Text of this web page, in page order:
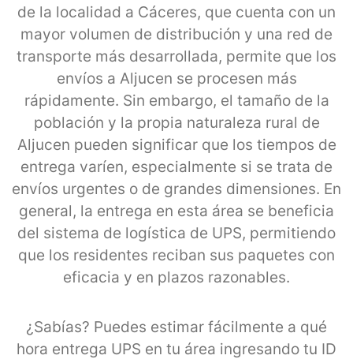
de la localidad a Cáceres, que cuenta con un
mayor volumen de distribución y una red de
transporte más desarrollada, permite que los
envíos a Aljucen se procesen más
rápidamente. Sin embargo, el tamaño de la
población y la propia naturaleza rural de
Aljucen pueden significar que los tiempos de
entrega varíen, especialmente si se trata de
envíos urgentes o de grandes dimensiones. En
general, la entrega en esta área se beneficia
del sistema de logística de UPS, permitiendo
que los residentes reciban sus paquetes con
eficacia y en plazos razonables.
¿Sabías? Puedes estimar fácilmente a qué
hora entrega UPS en tu área ingresando tu ID